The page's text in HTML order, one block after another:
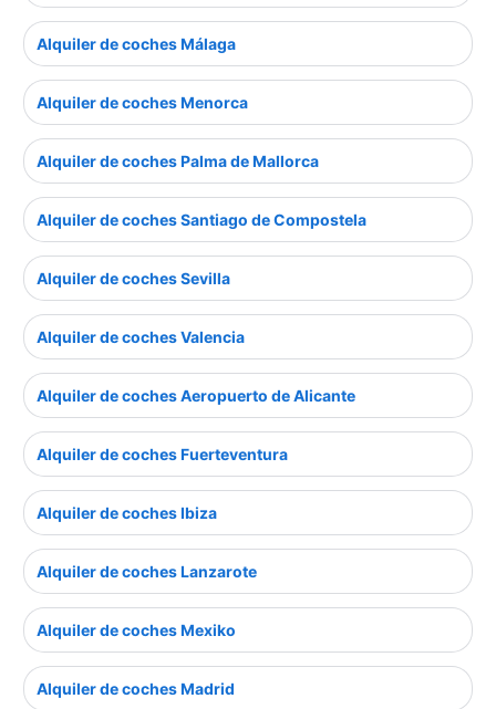
Alquiler de coches Málaga
Alquiler de coches Menorca
Alquiler de coches Palma de Mallorca
Alquiler de coches Santiago de Compostela
Alquiler de coches Sevilla
Alquiler de coches Valencia
Alquiler de coches Aeropuerto de Alicante
Alquiler de coches Fuerteventura
Alquiler de coches Ibiza
Alquiler de coches Lanzarote
Alquiler de coches Mexiko
Alquiler de coches Madrid